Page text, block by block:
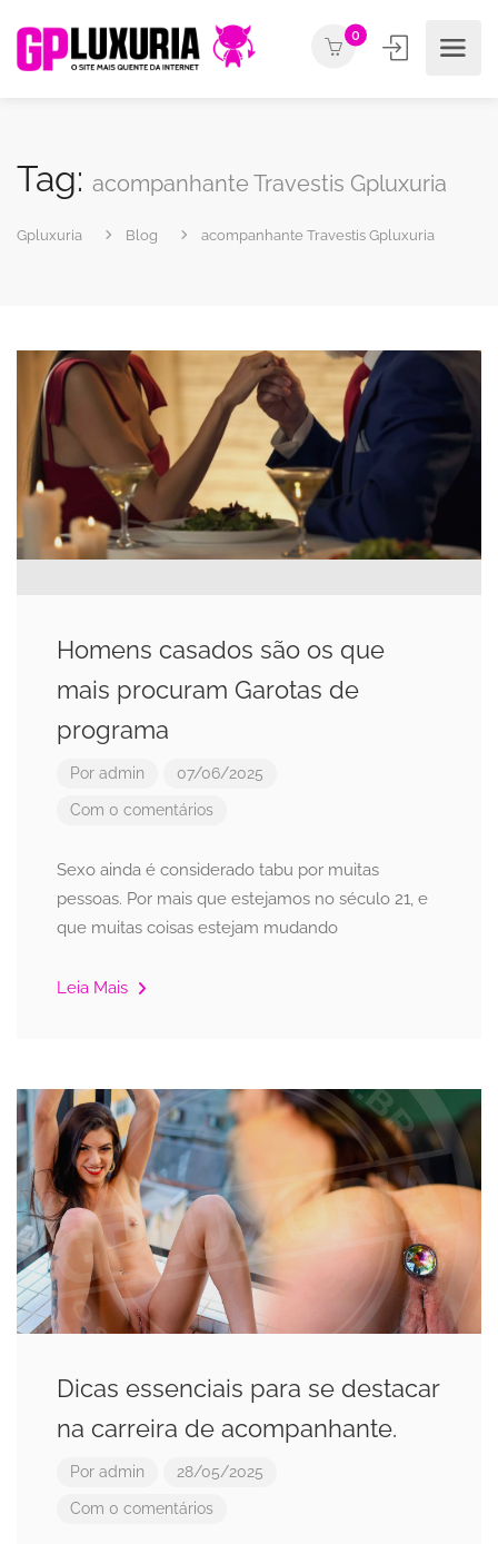
0
Tag: acompanhante Travestis Gpluxuria
Gpluxuria Blog acompanhante Travestis Gpluxuria
Homens casados são os que
mais procuram Garotas de
programa
Por admin 07/06/2025
Com 0 comentários
Sexo ainda é considerado tabu por muitas
pessoas. Por mais que estejamos no século 21, e
que muitas coisas estejam mudando
Leia Mais
Dicas essenciais para se destacar
na carreira de acompanhante.
Por admin 28/05/2025
Com 0 comentários